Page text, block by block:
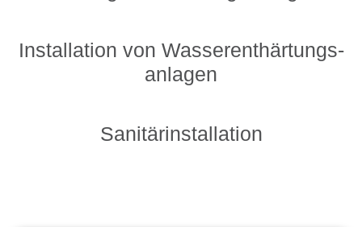
Installation von Wasserenthärtungs­
anlagen
Sanitärinstallation